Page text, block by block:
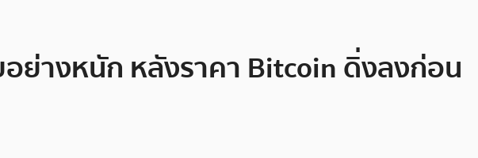
ย่างหนัก หลังราคา Bitcoin ดิ่งลงก่อน